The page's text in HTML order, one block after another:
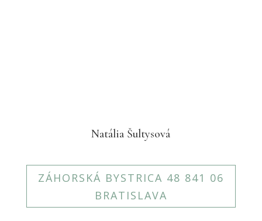
Natália Šultysová
ZÁHORSKÁ BYSTRICA 48 841 06
BRATISLAVA